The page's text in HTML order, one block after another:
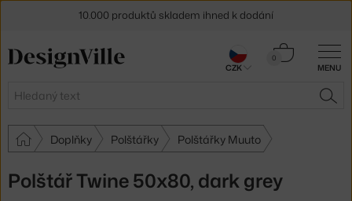
MENU
Hledat
0
Košík
Doplňky Polštářky Polštářky Muuto
Polštář Twine 50x80, dark grey
10.000 produktů skladem ihned k dodání
30 dní na vrácení zbožíCZK